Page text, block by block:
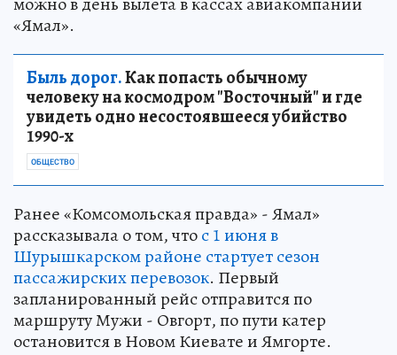
«Ямал».
Быль дорог.Как попасть обычному
человеку на космодром "Восточный" и где
увидеть одно несостоявшееся убийство
1990-х
ОБЩЕСТВО
Ранее «Комсомольская правда» - Ямал»
рассказывала о том, чтос 1 июня в
Шурышкарском районе стартует сезон
пассажирских перевозок. Первый
запланированный рейс отправится по
маршруту Мужи - Овгорт, по пути катер
остановится в Новом Киевате и Ямгорте.